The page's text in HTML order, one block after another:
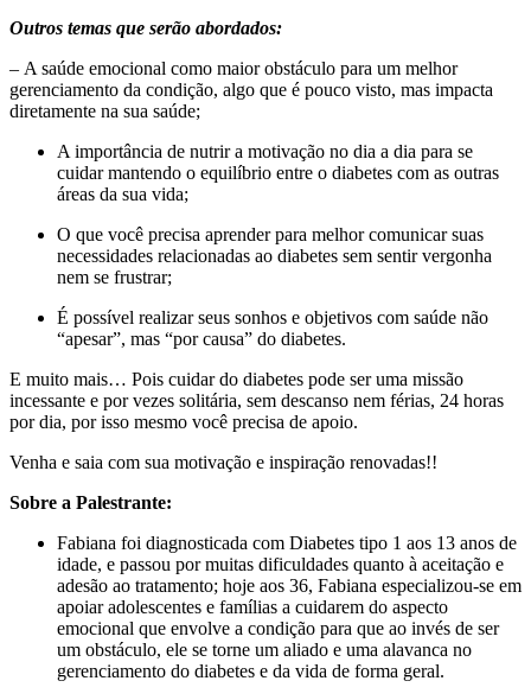
Outros temas que serão abordados:
– A saúde emocional como maior obstáculo para um melhor
gerenciamento da condição, algo que é pouco visto, mas impacta
diretamente na sua saúde;
A importância de nutrir a motivação no dia a dia para se
cuidar mantendo o equilíbrio entre o diabetes com as outras
áreas da sua vida;
O que você precisa aprender para melhor comunicar suas
necessidades relacionadas ao diabetes sem sentir vergonha
nem se frustrar;
É possível realizar seus sonhos e objetivos com saúde não
“apesar”, mas “por causa” do diabetes.
E muito mais… Pois cuidar do diabetes pode ser uma missão
incessante e por vezes solitária, sem descanso nem férias, 24 horas
por dia, por isso mesmo você precisa de apoio.
Venha e saia com sua motivação e inspiração renovadas!!
Sobre a Palestrante:
Fabiana foi diagnosticada com Diabetes tipo 1 aos 13 anos de
idade, e passou por muitas dificuldades quanto à aceitação e
adesão ao tratamento; hoje aos 36, Fabiana especializou-se em
apoiar adolescentes e famílias a cuidarem do aspecto
emocional que envolve a condição para que ao invés de ser
um obstáculo, ele se torne um aliado e uma alavanca no
gerenciamento do diabetes e da vida de forma geral.